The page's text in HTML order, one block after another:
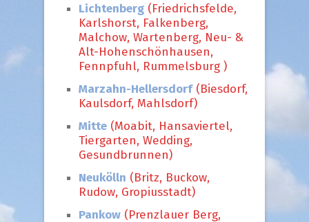
Lichtenberg (Friedrichsfelde,
Karlshorst, Falkenberg,
Malchow, Wartenberg, Neu- &
Alt-Hohenschönhausen,
Fennpfuhl, Rummelsburg )
Marzahn-Hellersdorf(Biesdorf,
Kaulsdorf, Mahlsdorf)
Mitte (Moabit, Hansaviertel,
Tiergarten, Wedding,
Gesundbrunnen)
Neukölln (Britz, Buckow,
Rudow, Gropiusstadt)
Pankow (Prenzlauer Berg,